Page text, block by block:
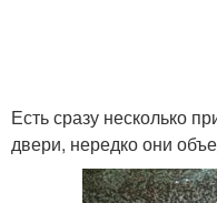
Есть сразу несколько
двери, нередко они